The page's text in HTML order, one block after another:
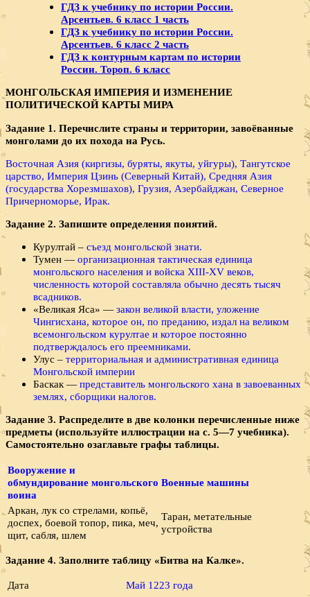
ГДЗ к учебнику по истории России.
Арсентьев. 6 класс 1 часть
ГДЗ к учебнику по истории России.
Арсентьев. 6 класс 2 часть
ГДЗ к контурным картам по истории
России. Тороп. 6 класс
МОНГОЛЬСКАЯ ИМПЕРИЯ И ИЗМЕНЕНИЕ
ПОЛИТИЧЕСКОЙ КАРТЫ МИРА
Задание 1. Перечислите страны и территории, завоёванные
монголами до их похода на Русь.
Восточная Азия (киргизы, буряты, якуты, уйгуры), Тангутское
царство, Империя Цзинь (Северный Китай), Средняя Азия
(государства Хорезмшахов), Грузия, Азербайджан, Северное
Причерноморье, Ирак.
Задание 2. Запишите определения понятий.
Курултай – съезд монгольской знати.
Тумен — организационная тактическая единица
монгольского населения и войска XIII-XV веков,
численность которой составляла обычно десять тысяч
всадников.
«Великая Яса» — закон великой власти, уложение
Чингисхана, которое он, по преданию, издал на великом
всемонгольском курултае и которое постоянно
подтверждалось его преемниками.
Улус – территориальная и административная единица
Монгольской империи
Баскак — представитель монгольского хана в завоеванных
землях, сборщики налогов.
Задание 3. Распределите в две колонки перечисленные ниже
предметы (используйте иллюстрации на с. 5—7 учебника).
Самостоятельно озаглавьте графы таблицы.
Вооружение и
обмундирование монгольского
воина
Военные машины
Аркан, лук со стрелами, копьё,
доспех, боевой топор, пика, меч,
щит, сабля, шлем
Таран, метательные
устройства
Задание 4. Заполните таблицу «Битва на Калке».
Дата
Май 1223 года